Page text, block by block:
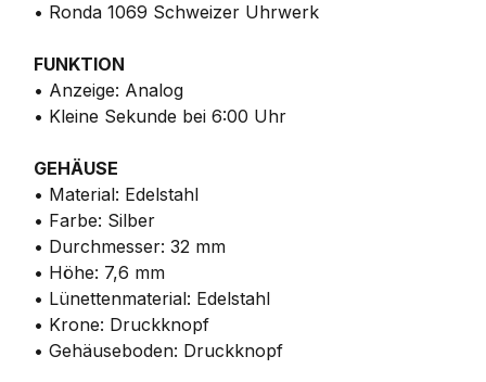
• Ronda 1069 Schweizer Uhrwerk
FUNKTION
• Anzeige: Analog
• Kleine Sekunde bei 6:00 Uhr
GEHÄUSE
• Material: Edelstahl
• Farbe: Silber
• Durchmesser: 32 mm
• Höhe: 7,6 mm
• Lünettenmaterial: Edelstahl
• Krone: Druckknopf
• Gehäuseboden: Druckknopf